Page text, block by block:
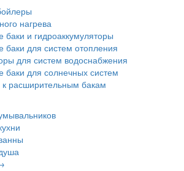
нагрева
и гидроаккумуляторы
баки для систем отопления
для систем водоснабжения
баки для солнечных систем
расширительным бакам